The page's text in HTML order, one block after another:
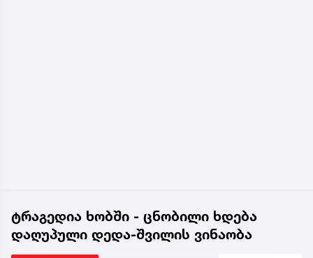
ტრაგედია ხობში - ცნობილი ხდება
დაღუპული დედა-შვილის ვინაობა